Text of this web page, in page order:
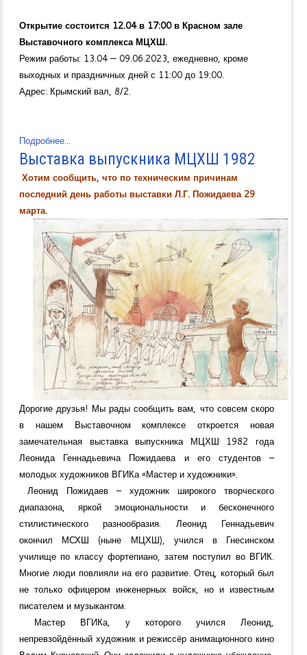
Открытие состоится 12.04 в 17:00 в Красном зале
Выставочного комплекса МЦХШ.
Режим работы: 13.04 — 09.06.2023, ежедневно, кроме
выходных и праздничных дней с 11:00 до 19:00.
Адрес: Крымский вал, 8/2.
Подробнее...
Выставка выпускника МЦХШ 1982
Хотим сообщить, что по техническим причинам
последний день работы выставки Л.Г. Пожидаева 29
марта.
Дорогие друзья! Мы рады сообщить вам, что совсем скоро
в нашем Выставочном комплексе откроется новая
замечательная выставка выпускника МЦХШ 1982 года
Леонида Геннадьевича Пожидаева и его студентов –
молодых художников ВГИКа «Мастер и художники».
Леонид Пожидаев – художник широкого творческого
диапазона, яркой эмоциональности и бесконечного
стилистического разнообразия. Леонид Геннадьевич
окончил МСХШ (ныне МЦХШ), учился в Гнесинском
училище по классу фортепиано, затем поступил во ВГИК.
Многие люди повлияли на его развитие. Отец, который был
не только офицером инженерных войск, но и известным
писателем и музыкантом.
Мастер ВГИКа, у которого учился Леонид,
непревзойдённый художник и режиссёр анимационного кино